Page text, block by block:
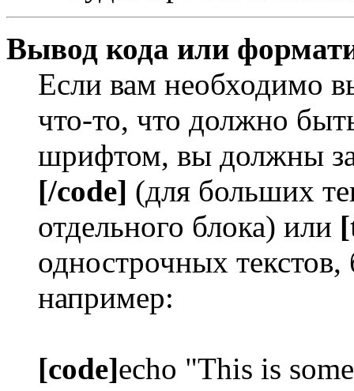
Вывод кода или
Если вам необходимо
что-то, что должно
шрифтом, вы должны
[/code] (для больших
отдельного блока) или
однострочных текстов,
например:
[code]echo "This is